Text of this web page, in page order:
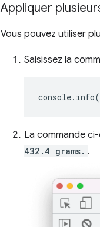
Appliquer
Vous pouvez utiliser
Saisissez la
console. info(
La commande
432.4 grams. .